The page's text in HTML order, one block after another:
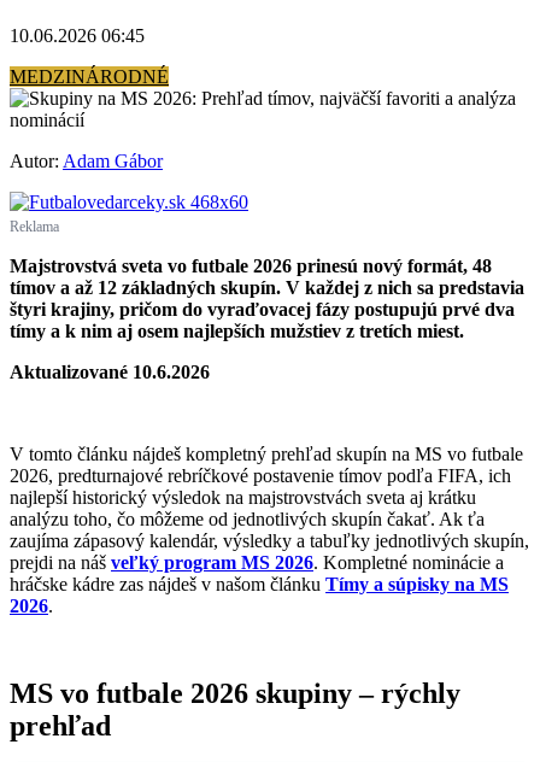
10.06.2026 06:45
MEDZINÁRODNÉ
Autor: Adam Gábor
Reklama
Majstrovstvá sveta vo futbale 2026 prinesú nový formát, 48
tímov a až 12 základných skupín. V každej z nich sa predstavia
štyri krajiny, pričom do vyraďovacej fázy postupujú prvé dva
tímy a k nim aj osem najlepších mužstiev z tretích miest.
Aktualizované 10.6.2026
V tomto článku nájdeš kompletný prehľad skupín na MS vo futbale
2026, predturnajové rebríčkové postavenie tímov podľa FIFA, ich
najlepší historický výsledok na majstrovstvách sveta aj krátku
analýzu toho, čo môžeme od jednotlivých skupín čakať. Ak ťa
zaujíma zápasový kalendár, výsledky a tabuľky jednotlivých skupín,
prejdi na náš veľký program MS 2026. Kompletné nominácie a
hráčske kádre zas nájdeš v našom článku Tímy a súpisky na MS
2026.
MS vo futbale 2026 skupiny – rýchly
prehľad